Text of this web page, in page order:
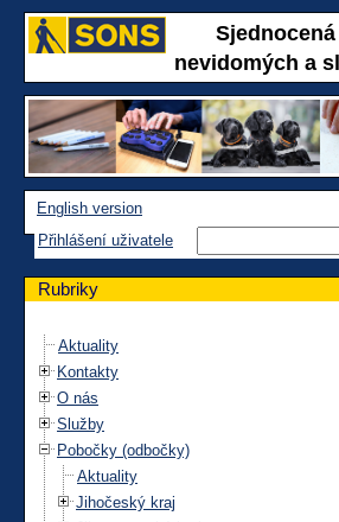
nevidomých a
English version
Přihlášení uživatele
Rubriky
Aktuality
Kontakty
O nás
Služby
Pobočky (odbočky)
Aktuality
Jihočeský kraj